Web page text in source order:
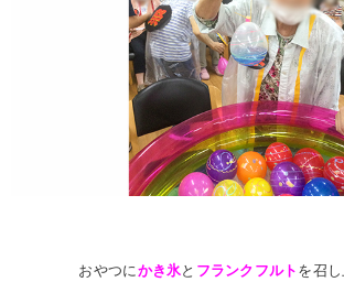
おやつにかき氷と フランクフルト を召し